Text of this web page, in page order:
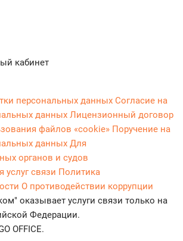
кабинет
персональных данных Согласие на
данных Лицензионный договор
файлов «cookie» Поручение на
данных Для
органов и судов
услуг связи Политика
О противодействии коррупции
оказывает услуги связи только на
Федерации.
OFFICE.